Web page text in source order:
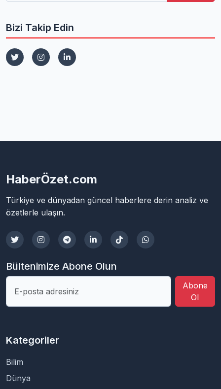
Bizi Takip Edin
HaberÖzet.com
Türkiye ve dünyadan güncel haberlere derin analiz ve
özetlerle ulaşın.
Bültenimize Abone Olun
Abone
Ol
Kategoriler
Bilim
Dünya